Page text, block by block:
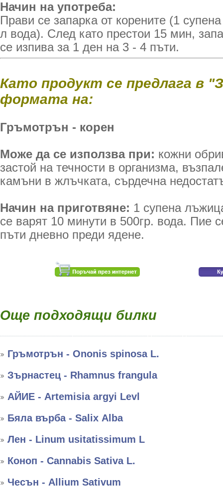
Начин на употреба:
Прави се запарка от корените (1
л вода). След като престои 15 мин,
се изпива за 1 ден на 3 - 4 пъти.
Като продукт се предлага в
формата на:
Гръмотрън - корен
Може да се използва при: кожни
застой на течности в организма,
камъни в жлъчката, сърдечна
Начин на приготвяне: 1 супена
се варят 10 минути в 500гр. вода. Пие
пъти дневно преди ядене.
Още подходящи билки
Гръмотрън - Ononis spinosa L.
Зърнастец - Rhamnus frangula
АЙИЕ - Artemisia argyi Levl
Бяла върба - Salix Аlba
Лен - Linum usitatissimum L
Коноп - Cannabis Sativa L.
Чесън - Allium Sativum